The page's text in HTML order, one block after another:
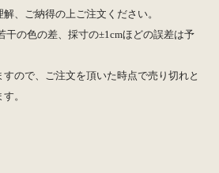
、ご納得の上ご注文ください。
干の色の差、採寸の±1cmほどの誤差は予
すので、ご注文を頂いた時点で売り切れと
。